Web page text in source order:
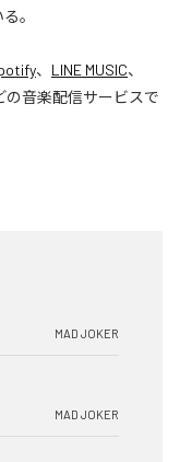
。
、 LINE MUSIC、
の音楽配信サービスで
MAD JOKER
MAD JOKER